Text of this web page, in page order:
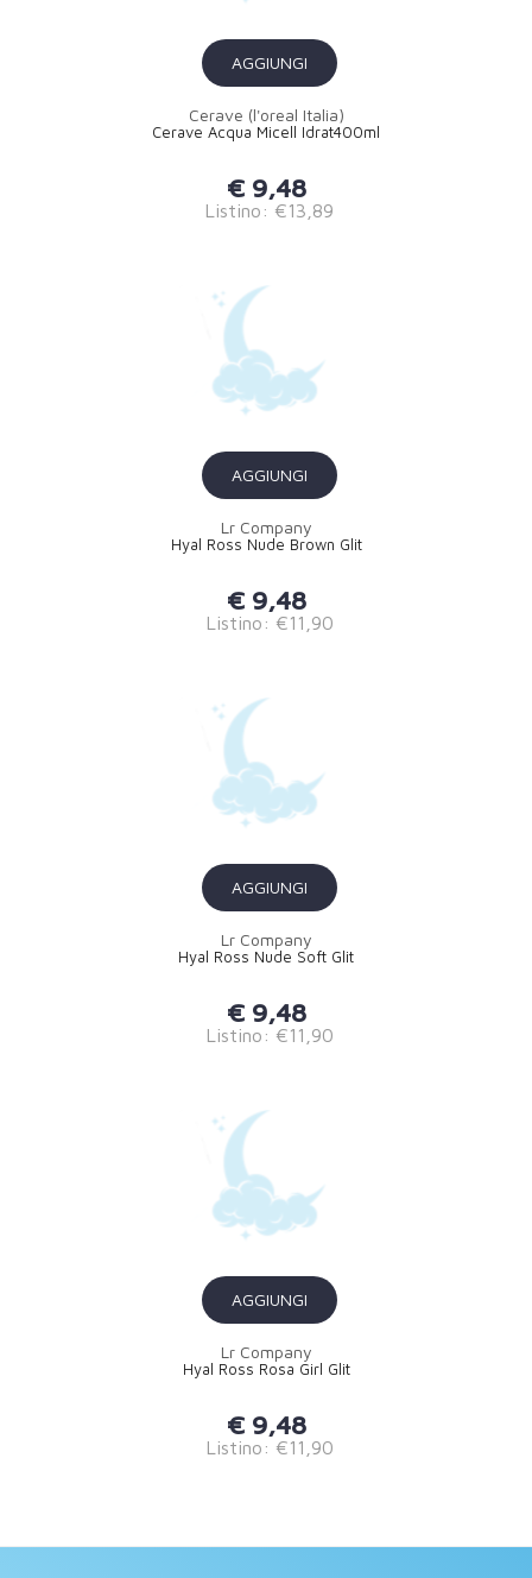
AGGIUNGI
Cerave (l'oreal Italia)
Cerave Acqua Micell Idrat400ml
€ 9,48
Listino: €13,89
AGGIUNGI
Lr Company
Hyal Ross Nude Brown Glit
€ 9,48
Listino: €11,90
AGGIUNGI
Lr Company
Hyal Ross Nude Soft Glit
€ 9,48
Listino: €11,90
AGGIUNGI
Lr Company
Hyal Ross Rosa Girl Glit
€ 9,48
Listino: €11,90